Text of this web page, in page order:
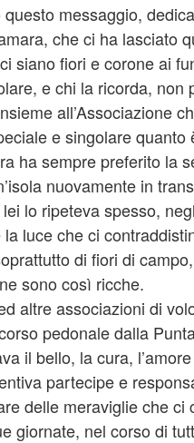
messaggio,
che ci ha lasciato
siano fiori e corone ai
e chi la ricorda, non
all’Associazione
e singolare quanto
ha sempre preferito la
nuovamente in
lo ripeteva spesso,
luce che ci
di fiori di
sono così ricche.
altre associazioni di
pedonale dalla
il bello, la cura,
partecipe e
delle meraviglie che ci
giornate, nel corso di